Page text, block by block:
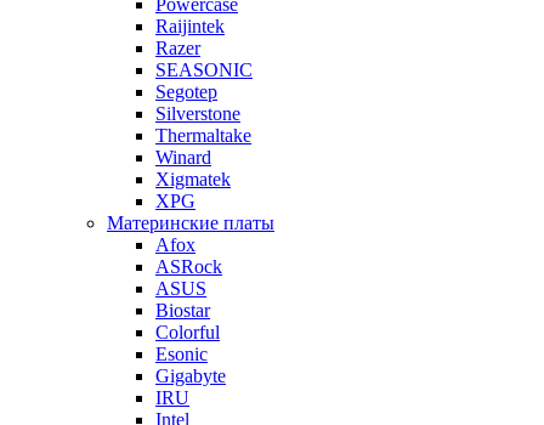
Powercase
Raijintek
Razer
SEASONIC
Segotep
Silverstone
Thermaltake
Winard
Xigmatek
XPG
Материнские платы
Afox
ASRock
ASUS
Biostar
Colorful
Esonic
Gigabyte
IRU
Intel